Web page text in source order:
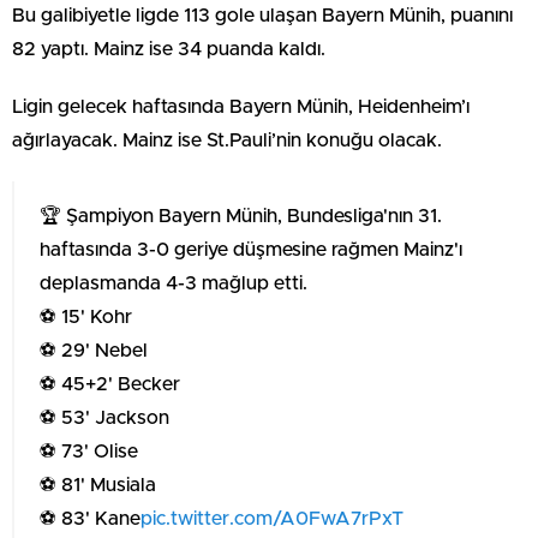
Bu galibiyetle ligde 113 gole ulaşan Bayern Münih, puanını
82 yaptı. Mainz ise 34 puanda kaldı.
Ligin gelecek haftasında Bayern Münih, Heidenheim’ı
ağırlayacak. Mainz ise St.Pauli’nin konuğu olacak.
🏆 Şampiyon Bayern Münih, Bundesliga'nın 31.
haftasında 3-0 geriye düşmesine rağmen Mainz'ı
deplasmanda 4-3 mağlup etti.
⚽️ 15' Kohr
⚽️ 29' Nebel
⚽️ 45+2' Becker
⚽️ 53' Jackson
⚽️ 73' Olise
⚽️ 81' Musiala
⚽️ 83' Kanepic.twitter.com/A0FwA7rPxT